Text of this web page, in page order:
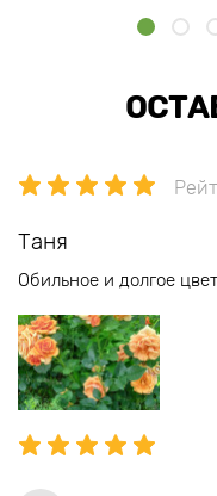
Таня
Обильное и долгое